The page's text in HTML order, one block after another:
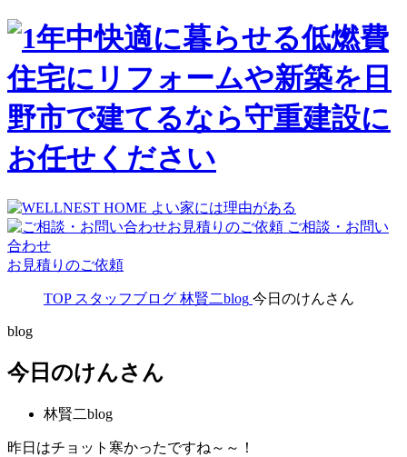
ご相談・お問い
合わせ
お見積りのご依頼
TOP スタッフブログ 林賢二blog 今日のけんさん
blog
今日のけんさん
林賢二blog
昨日はチョット寒かったですね～～！